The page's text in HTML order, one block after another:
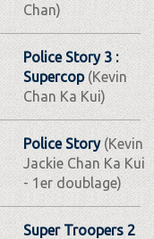
Chan)
Police Story 3 :
Supercop(Kevin
Chan Ka Kui)
Police Story(Kevin
Jackie Chan Ka Kui
- 1er doublage)
Super Troopers 2